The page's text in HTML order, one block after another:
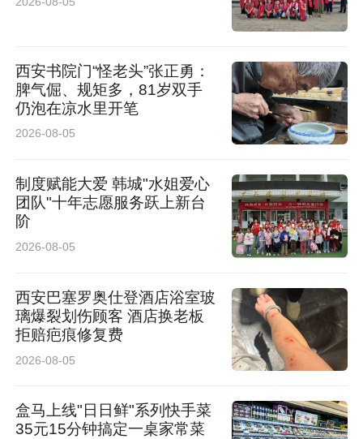
始终是领域内亟待破解的核心科学问题，也是临
重大科研突破
解锁罕见病发病底层机制
本研究团队以男性诱导多能干细胞（iPSC）为核
心模型，利用CRISPR-Cas9技术、Hi-C测序、
ATAC-seq测序、ChIP-seq测序等多组学技术，
失会引发全基因组范围的染色质高级结构重塑，
揭示了多能干细胞中MECP2与CTCF在三维基因
组调控中的拮抗关系。从三维基因组全局视角系
多层级调控网络，既拓展了表观遗传调控与染色
西安书院门“怪老头”张正勇：
脾气倔、规矩多，81岁双手
仍泡在凉水里开笔
2026-08-05
制度赋能大爱 韩城"水姐爱心
团队"十年志愿服务跃上新台
阶
2026-08-05
西安巴塞罗奥仕登酒店浴室玻
璃爆裂划伤顾客 酒店换老板
拒赔疤痕修复费
2026-08-05
盒马上线"日日鲜"系列快手菜
35元15分钟搞定一桌家常菜